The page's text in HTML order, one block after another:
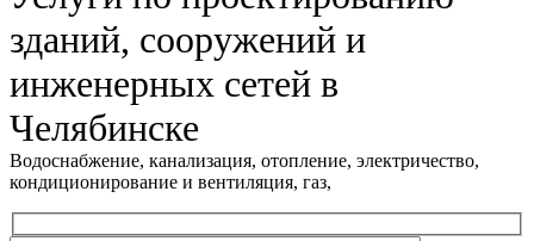
зданий, сооружений и
инженерных сетей в
Челябинске
Водоснабжение, канализация, отопление, электричество,
кондиционирование и вентиляция, газ,